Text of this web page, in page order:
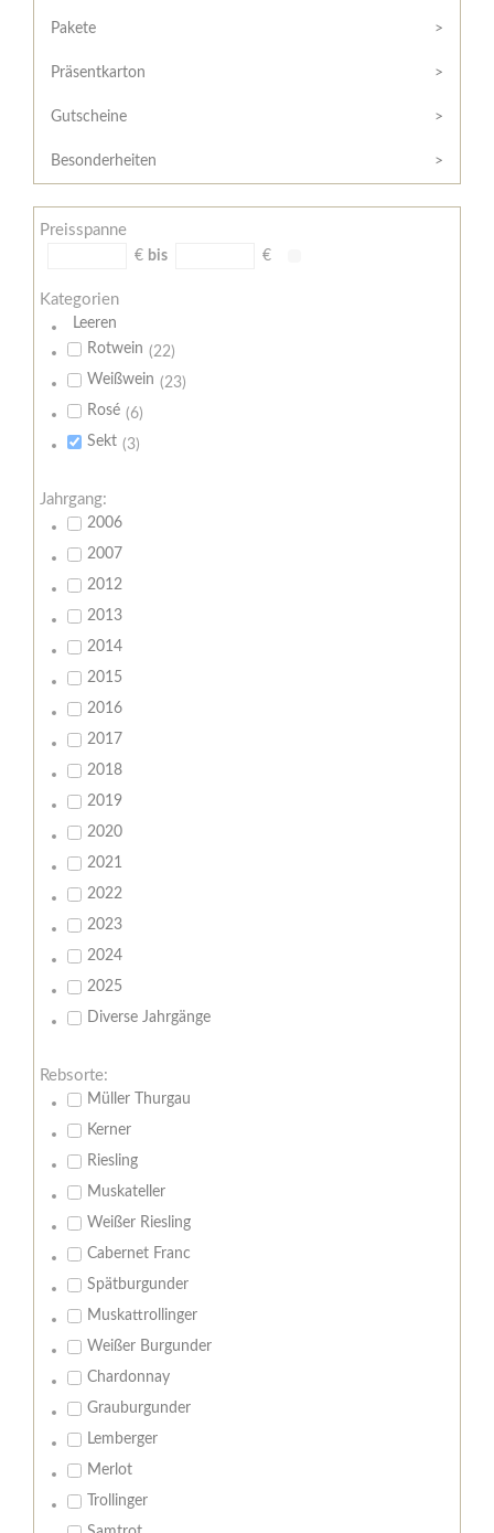
/
Widerrufsformular
AGB
Zahlungsbedingungen
Meine
Pakete
Präsentkarton
Gutscheine
Besonderheiten
Preisspanne
€ bis €
Kategorien
Leeren
Rotwein (22)
Weißwein (23)
Rosé (6)
Sekt (3)
Jahrgang:
2006
2007
2012
2013
2014
2015
2016
2017
2018
2019
2020
2021
2022
2023
2024
2025
Diverse Jahrgänge
Rebsorte:
Müller Thurgau
Kerner
Riesling
Muskateller
Weißer Riesling
Cabernet Franc
Spätburgunder
Muskattrollinger
Weißer Burgunder
Chardonnay
Grauburgunder
Lemberger
Merlot
Trollinger